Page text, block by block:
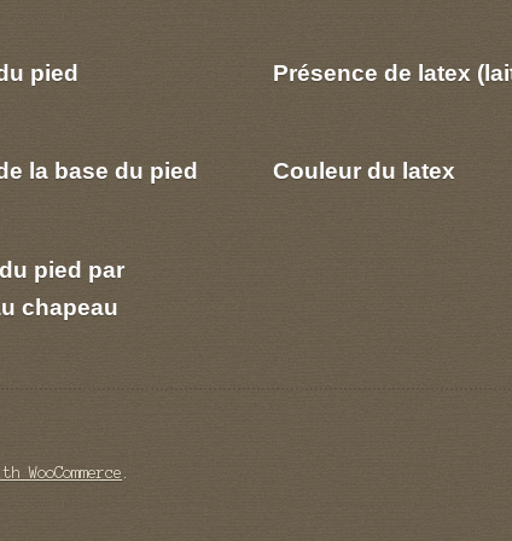
pied
la base du pied
pied par
chapeau
Présence de latex
Couleur du latex
WooCommerce